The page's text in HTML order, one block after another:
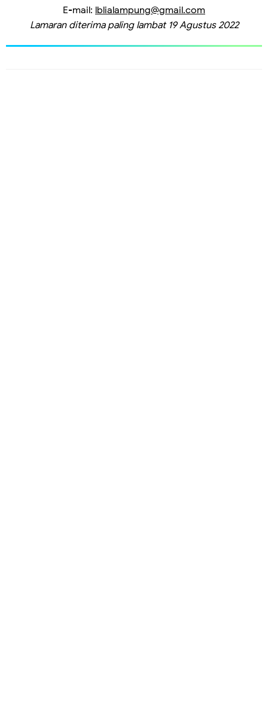
E-mail: lblialampung@gmail.com
Lamaran diterima paling lambat 19 Agustus 2022